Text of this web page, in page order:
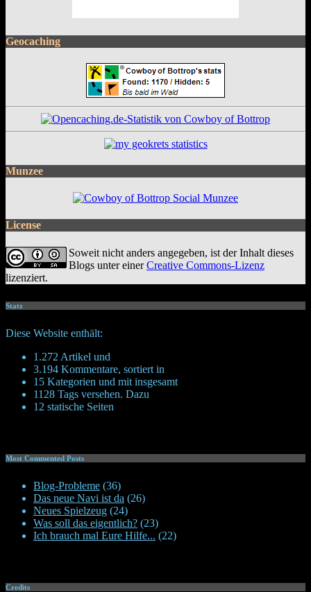
Geocaching
Munzee
License
Soweit nicht anders angegeben, ist der Inhalt dieses
Blogs unter einerCreative Commons-Lizenz
lizenziert.
Statz
Diese Website enthält:
1.272 Artikel und
3.194 Kommentare, sortiert in
15 Kategorien und mit insgesamt
1128 Tags versehen. Dazu
12 statische Seiten
Most Commented Posts
Blog-Probleme (36)
Das neue Navi ist da (26)
Neues Spielzeug (24)
Was soll das eigentlich? (23)
Ich brauch mal Eure Hilfe... (22)
Credits